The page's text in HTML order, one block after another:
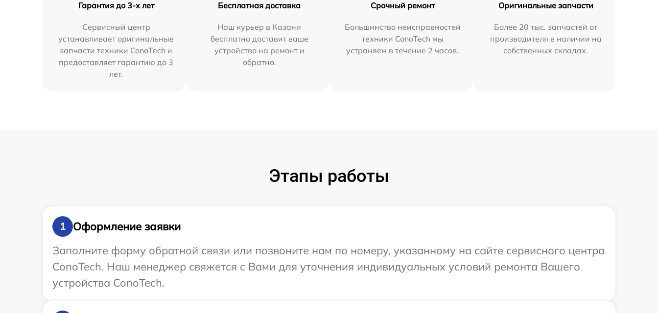
Гарантия до 3-х лет
Сервисный центр
устанавливает оригинальные
запчасти техники ConoTech и
предоставляет гарантию до 3
лет.
Бесплатная доставка
Наш курьер в Казани
бесплатно доставит ваше
устройство на ремонт и
обратно.
Срочный ремонт
Большинство неисправностей
техники ConoTech мы
устраняем в течение 2 часов.
Оригинальные запчасти
Более 20 тыс. запчастей от
производителя в наличии на
собственных складах.
Этапы работы
1
Оформление заявки
Заполните форму обратной связи или позвоните нам по номеру, указанному на сайте сервисного центра
ConoTech. Наш менеджер свяжется с Вами для уточнения индивидуальных условий ремонта Вашего
устройства ConoTech.